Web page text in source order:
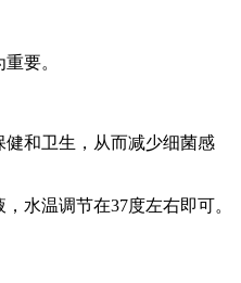
要。
健和卫生，从而减少细菌感
水温调节在37度左右即可。